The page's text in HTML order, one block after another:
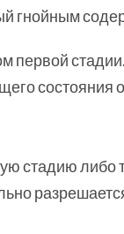
гнойным
первой
состояния
стадию либо